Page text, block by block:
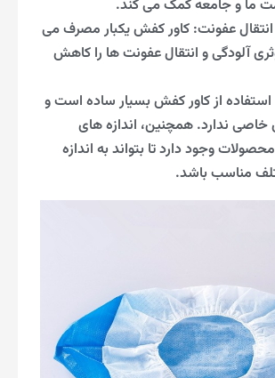
ما و جامعه کمک می کند.
عفونت: کاور کفش یکبار مصرف می
آلودگی و انتقال عفونت ها را کاهش
استفاده از کاور کفش بسیار ساده است و
خاصی ندارد. همچنین، اندازه های
وجود دارد تا بتواند به اندازه
مناسب باشد.